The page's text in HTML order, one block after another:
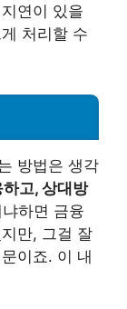
연이 있을
처리할 수
방법은 생각
고, 상대방
하면 금융
만, 그걸 잘
이죠. 이 내